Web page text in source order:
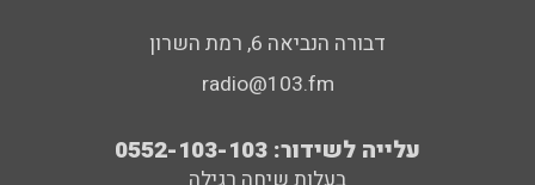
דבורה הנביאה 6, רמת השרון
radio@103.fm
עלייה לשידור: 0552-103-103